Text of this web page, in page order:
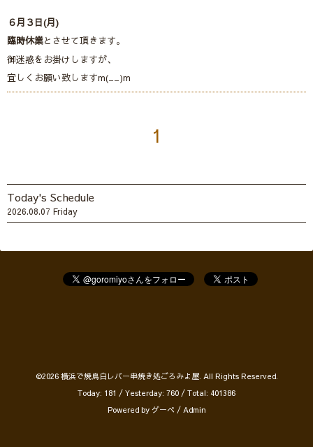
６月３日(月)
臨時休業とさせて頂きます。
御迷惑をお掛けしますが、
宜しくお願い致しますm(__)m
1
Today's Schedule
2026.08.07 Friday
©2026 横浜で焼鳥白レバー串焼き処ごろみよ屋. All Rights Reserved.
Today: 181 / Yesterday: 760 / Total: 401386
Powered by グーペ / Admin